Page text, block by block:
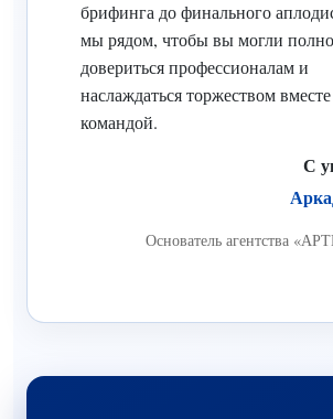
брифинга до финального
мы рядом, чтобы вы могли
довериться профессионалам и
наслаждаться торжеством
командой.
С
Основатель агентства